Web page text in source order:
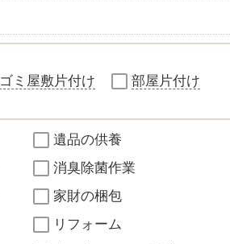
ゴミ屋敷片付け 部屋片付け
遺品の供養
消臭除菌作業
家財の梱包
リフォーム